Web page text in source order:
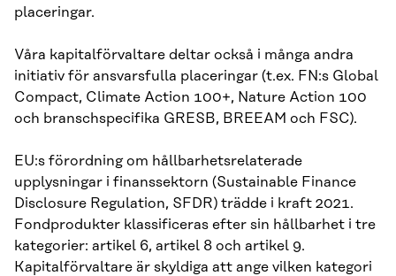
placeringar.
Våra kapitalförvaltare deltar också i många andra
initiativ för ansvarsfulla placeringar (t.ex. FN:s Global
Compact, Climate Action 100+, Nature Action 100
och branschspecifika GRESB, BREEAM och FSC).
EU:s förordning om hållbarhetsrelaterade
upplysningar i finanssektorn (Sustainable Finance
Disclosure Regulation, SFDR) trädde i kraft 2021.
Fondprodukter klassificeras efter sin hållbarhet i tre
kategorier: artikel 6, artikel 8 och artikel 9.
Kapitalförvaltare är skyldiga att ange vilken kategori